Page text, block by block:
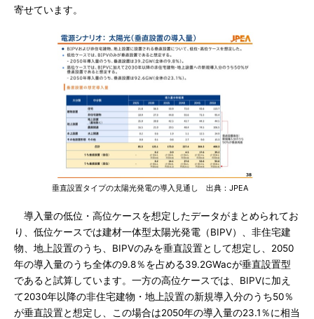
寄せています。
垂直設置タイプの太陽光発電の導入見通し 出典：JPEA
導入量の低位・高位ケースを想定したデータがまとめられてお
り、低位ケースでは建材一体型太陽光発電（BIPV）、非住宅建
物、地上設置のうち、BIPVのみを垂直設置として想定し、2050
年の導入量のうち全体の9.8％を占める39.2GWacが垂直設置型
であると試算しています。一方の高位ケースでは、BIPVに加え
て2030年以降の非住宅建物・地上設置の新規導入分のうち50％
が垂直設置と想定し、この場合は2050年の導入量の23.1％に相当